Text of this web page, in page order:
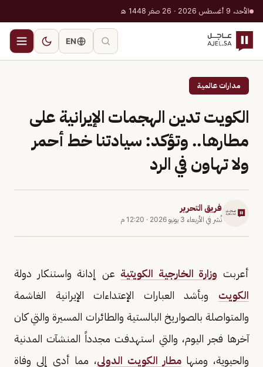
الأحد، 9 أغسطس 2026 · 26 صفر 1448 هـ
EN
مدارات عالمية
الكويت تدين الهجمات الإيرانية على
مطارها.. وتؤكد: سيادتنا خط أحمر
ولا تهاون في الرد
فريق التحرير
نُشر في الأربعاء 3 يونيو 2026 · 12:20 م
أعربت وزارة الخارجية الكويتية عن إدانة واستنكار دولة
الكويت وبأشد العبارات الإعتداءات الإيرانية الغاشمة
والمتواصلة بالصواريخ البالستية والطائرات المسيرة والتي كان
آخرها فجر اليوم، والتي استهدفت مجدداً المنشآت المدنية
والحيوية، ومنهامطار الكويت الدولي، مما أدى إلى وفاة